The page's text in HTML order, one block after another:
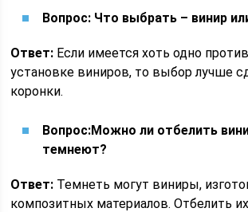
Вопрос: Что выбрать – винир
Ответ: Если имеется хоть одно
установке виниров, то выбор лучше
коронки.
Вопрос:Можно ли отбелить
темнеют?
Ответ: Темнеть могут виниры,
композитных материалов. Отбелить